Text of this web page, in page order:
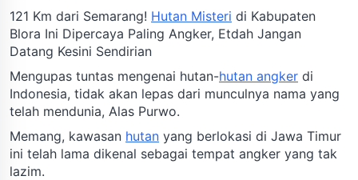
121 Km dari Semarang! Hutan Misteri di Kabupaten
Blora Ini Dipercaya Paling Angker, Etdah Jangan
Datang Kesini Sendirian
Mengupas tuntas mengenai hutan-hutan angker di
Indonesia, tidak akan lepas dari munculnya nama yang
telah mendunia, Alas Purwo.
Memang, kawasan hutan yang berlokasi di Jawa Timur
ini telah lama dikenal sebagai tempat angker yang tak
lazim.